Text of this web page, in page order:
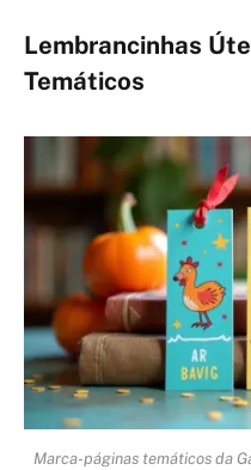
Lembrancinhas
Temáticos
Marca-páginas temáticos da